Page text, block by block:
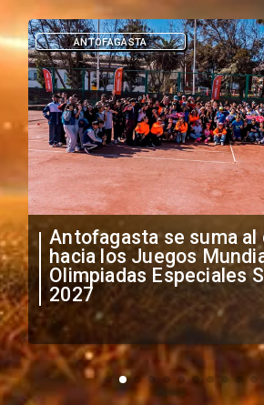
"Falta de
anuncia medidas por
irregular de futbolistas
extranjeros
DEPORTES